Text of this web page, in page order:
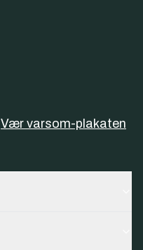
Vær varsom-plakaten